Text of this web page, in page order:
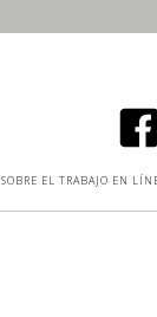
SOBRE EL TRABAJO EN